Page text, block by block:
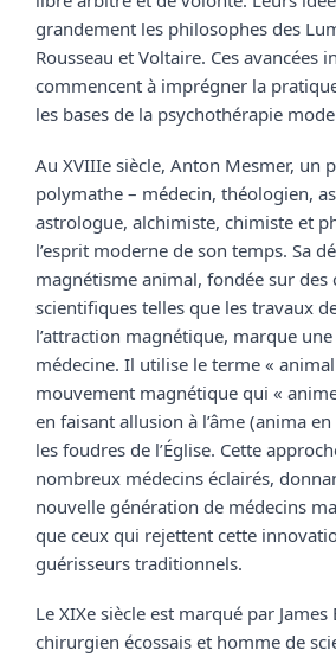
grandement les philosophes des
Rousseau et Voltaire. Ces avancées
commencent à imprégner la
les bases de la psychothérapie
Au XVIIIe siècle, Anton Mesmer, un
polymathe – médecin, théologien,
astrologue, alchimiste, chimiste et
l’esprit moderne de son temps. Sa
magnétisme animal, fondée sur des
scientifiques telles que les travaux
l’attraction magnétique, marque
médecine. Il utilise le terme «
mouvement magnétique qui «
en faisant allusion à l’âme (anima
les foudres de l’Église. Cette
nombreux médecins éclairés,
nouvelle génération de médecins
que ceux qui rejettent cette
guérisseurs traditionnels.
Le XIXe siècle est marqué par James
chirurgien écossais et homme de